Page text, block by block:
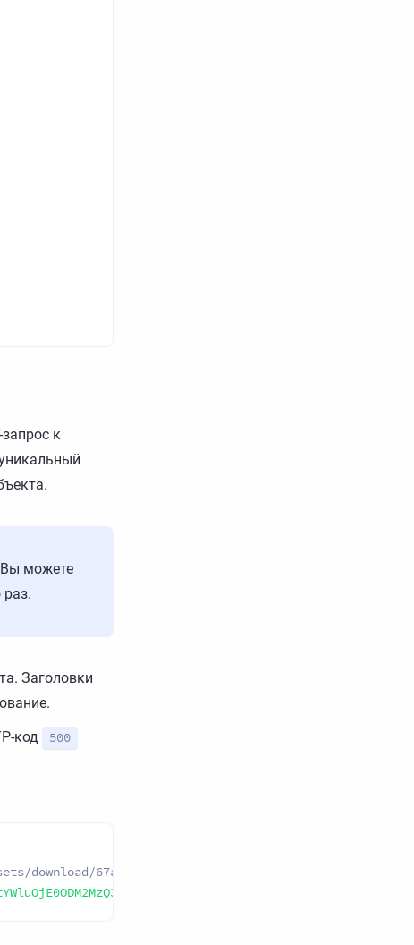
к
Вы можете
Заголовки
код
500
download/67af46c589e54d419c0d9693856d6aab@test_domain